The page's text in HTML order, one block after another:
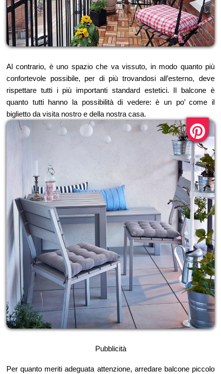
Al contrario, è uno spazio che va vissuto, in modo quanto più
confortevole possibile, per di più trovandosi all’esterno, deve
rispettare tutti i più importanti standard estetici. Il balcone è
quanto tutti hanno la possibilità di vedere: è un po’ come il
biglietto da visita nostro e della nostra casa.
Pubblicità
Per quanto meriti adeguata attenzione, arredare balcone piccolo